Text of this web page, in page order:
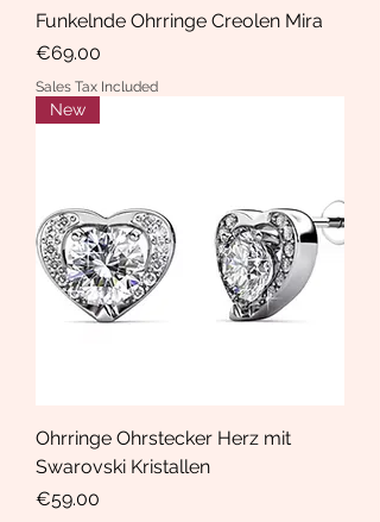
Funkelnde Ohrringe Creolen Mira
Price
€69.00
Sales Tax Included
New
Ohrringe Ohrstecker Herz mit
Swarovski Kristallen
Price
€59.00